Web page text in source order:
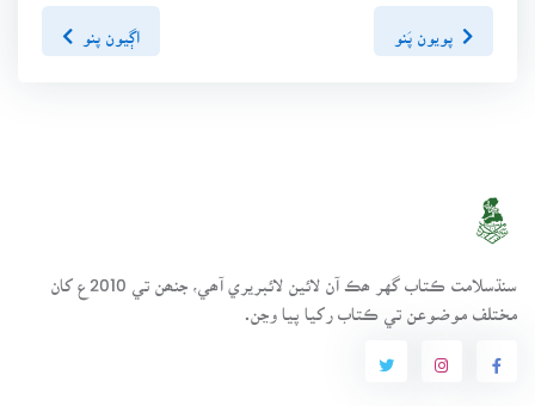
اڳيون پنو
سنڌسلامت ڪتاب گهر ھڪ آن لائين لائبريري آھي، جنھن تي 2010ع کان
مختلف موضوعن تي ڪتاب رکيا پيا وڃن.